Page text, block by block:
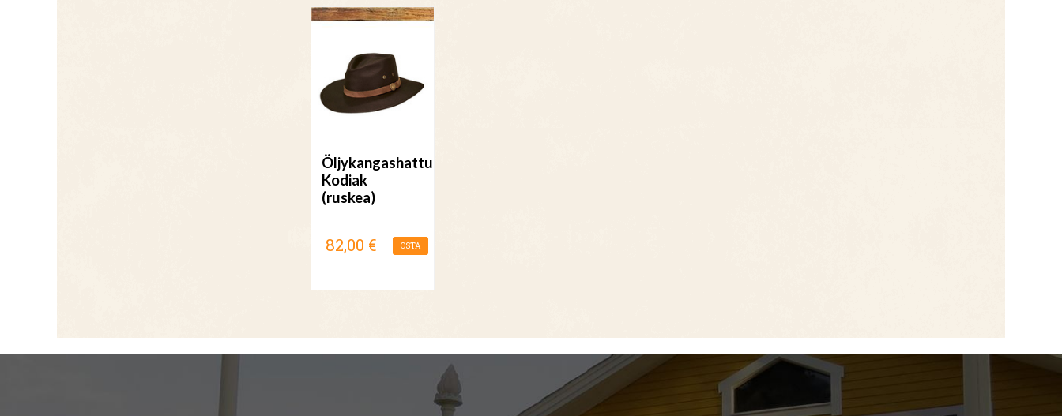
Öljykangashattu
Kodiak
(ruskea)
82,00 € OSTA